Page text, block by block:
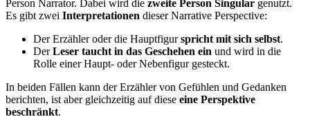
Person Narrator. Dabei wird die zweite Person Singular genutzt.
Es gibt zwei Interpretationen dieser Narrative Perspective:
Der Erzähler oder die Hauptfigurspricht mit sich selbst.
DerLeser taucht in das Geschehen ein und wird in die
Rolle einer Haupt- oder Nebenfigur gesteckt.
In beiden Fällen kann der Erzähler von Gefühlen und Gedanken
berichten, ist aber gleichzeitig auf diese eine Perspektive
beschränkt.